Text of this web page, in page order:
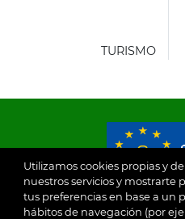
Utilizamos cookies propias y
nuestros servicios y mostrarte
tus preferencias en base a un
hábitos de navegación (por
TURISMO
© 2026